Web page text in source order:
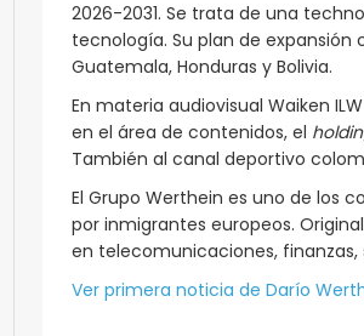
2026-2031. Se trata de una
tecnología. Su plan de expansión
Guatemala, Honduras y Bolivia.
En materia audiovisual Waiken
en el área de contenidos, el
También al canal deportivo
El Grupo Werthein es uno de los
por inmigrantes europeos.
en telecomunicaciones, finanzas,
Ver primera noticia de Darío